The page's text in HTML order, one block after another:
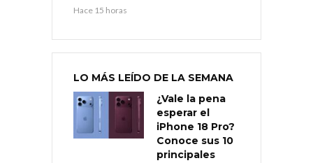
Hace 15 horas
LO MÁS LEÍDO DE LA SEMANA
¿Vale la pena
esperar el
iPhone 18 Pro?
Conoce sus 10
principales